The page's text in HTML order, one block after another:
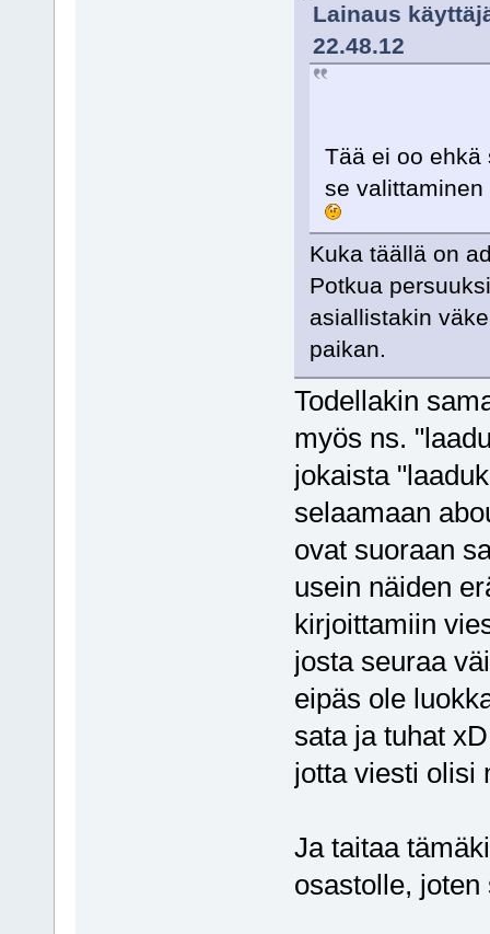
Lainaus
22.48.12
Tää ei oo ehkä
se
Kuka täällä on
Potkua
asiallistakin
paikan.
Todellakin
myös ns.
jokaista
selaamaan
ovat suoraan
usein näiden
kirjoittamiin
josta seuraa
eipäs ole
sata ja tuhat
jotta viesti olisi
Ja taitaa
osastolle,